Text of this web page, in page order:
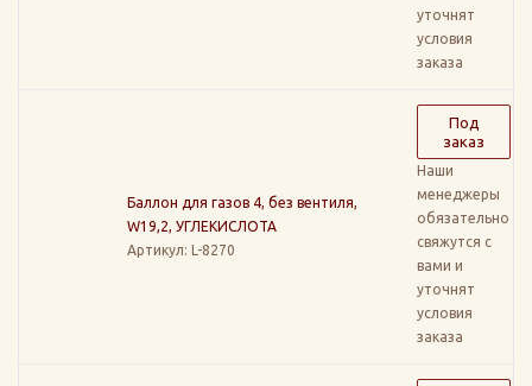
уточнят
условия
заказа
Баллон для газов 4, без вентиля,
W19,2, УГЛЕКИСЛОТА
Артикул: L-8270
Под
заказ
Наши
менеджеры
обязательно
свяжутся с
вами и
уточнят
условия
заказа